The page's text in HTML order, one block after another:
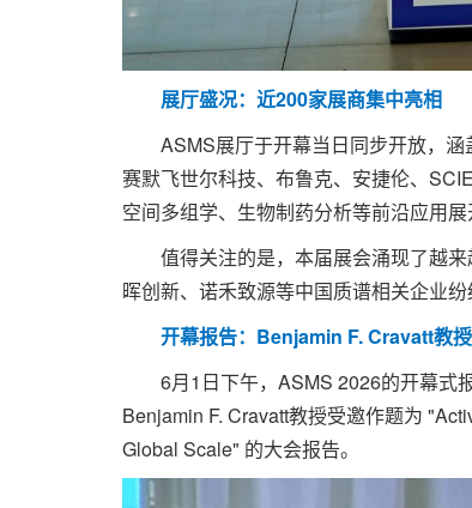
展厅盛况：近200家展商集中亮相
ASMS展厅于开幕当日同步开放，涵
赛默飞世尔科技、布鲁克、安捷伦、
空间多组学、生物制药分析等前沿应用展
值得关注的是，本届展会涌现了越来
晖创新、诺禾致源等中国质谱相关企业纷
开幕报告：Benjamin F. Cravatt教
6月1日下午，ASMS 2026的开幕式
Benjamin F. Cravatt教授受邀作题为
Global Scale" 的大会报告。